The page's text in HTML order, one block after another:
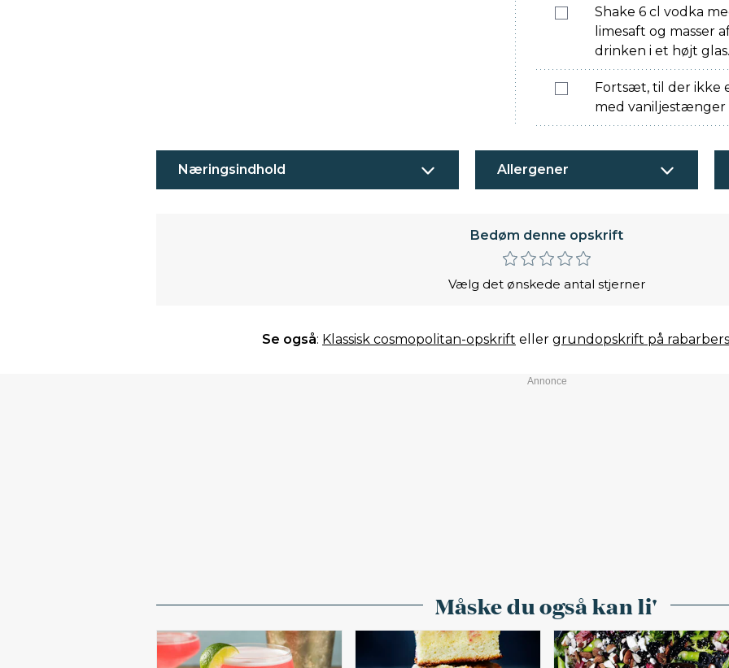
Shake 6 cl vodka
limesaft og masser
drinken i et højt
Fortsæt, til der ikke
med vaniljestænger
Næringsindhold Allergener
Bedøm denne opskrift
Vælg det ønskede antal stjerner
Se også: Klassisk cosmopolitan-opskrift eller grundopskrift på
Måske du også kan li'